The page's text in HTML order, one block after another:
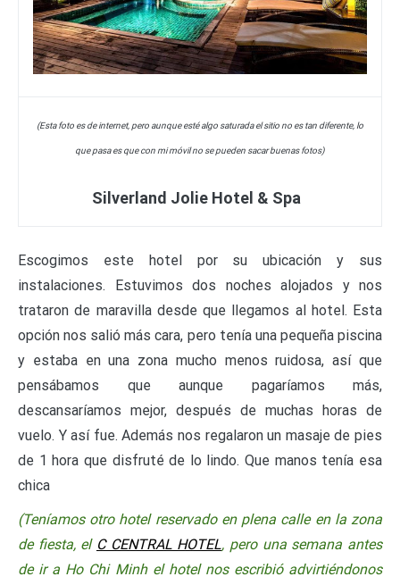
(Esta foto es de internet, pero aunque esté algo saturada el sitio no es tan diferente, lo
que pasa es que con mi móvil no se pueden sacar buenas fotos)
Silverland Jolie Hotel & Spa
Escogimos este hotel por su ubicación y sus
instalaciones. Estuvimos dos noches alojados y nos
trataron de maravilla desde que llegamos al hotel. Esta
opción nos salió más cara, pero tenía una pequeña piscina
y estaba en una zona mucho menos ruidosa, así que
pensábamos que aunque pagaríamos más,
descansaríamos mejor, después de muchas horas de
vuelo. Y así fue. Además nos regalaron un masaje de pies
de 1 hora que disfruté de lo lindo. Que manos tenía esa
chica
(Teníamos otro hotel reservado en plena calle en la zona
de fiesta, el C CENTRAL HOTEL, pero una semana antes
de ir a Ho Chi Minh el hotel nos escribió advirtiéndonos